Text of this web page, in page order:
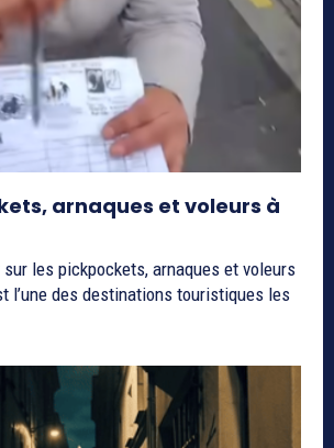
arnaques et voleurs à
les pickpockets, arnaques et voleurs
l’une des destinations touristiques les